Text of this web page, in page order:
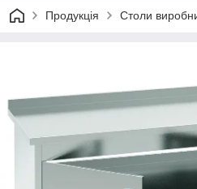
Продукція Столи